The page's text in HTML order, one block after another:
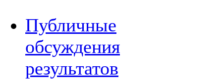
Публичные
обсуждения
результатов